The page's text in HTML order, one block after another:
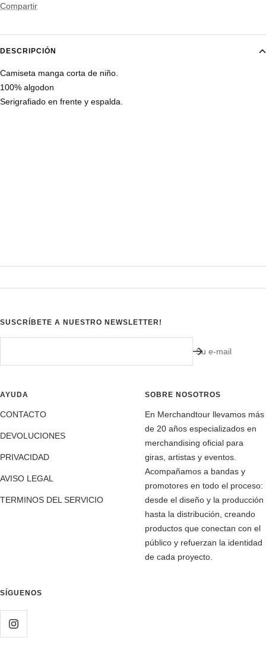
Compartir
DESCRIPCIÓN
Camiseta manga corta de niño.
100% algodon
Serigrafiado en frente y espalda.
SUSCRÍBETE A NUESTRO NEWSLETTER!
Su e-mail
AYUDA
CONTACTO
DEVOLUCIONES
PRIVACIDAD
AVISO LEGAL
TERMINOS DEL SERVICIO
SOBRE NOSOTROS
En Merchandtour llevamos más
de 20 años especializados en
merchandising oficial para
giras, artistas y eventos.
Acompañamos a bandas y
promotores en todo el proceso:
desde el diseño y la producción
hasta la distribución, creando
productos que conectan con el
público y refuerzan la identidad
de cada proyecto.
SÍGUENOS